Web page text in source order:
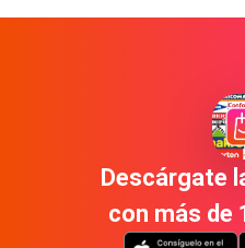
Descárgate
con más de